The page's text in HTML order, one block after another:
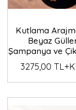
Kutlama
Beyaz
Şampanya ve
3275,00